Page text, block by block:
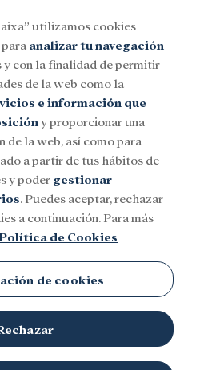
Cultura
utilizamos cookies
analizar tu navegación
y con la finalidad de permitir
de la web como la
e información que
y proporcionar una
de la web, así como para
a partir de tus hábitos de
y poder gestionar
. Puedes aceptar, rechazar
a continuación. Para más
de Cookies
de cookies